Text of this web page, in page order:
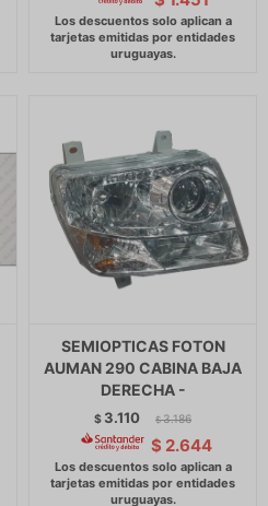
SEMIOPTICAS FOTON
AUMAN 290 CABINA BAJA
DERECHA -
$ 3.110 $ 3.186
$ 2.644